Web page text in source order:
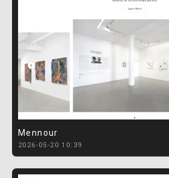
Mennour
2026-05-20 10:39